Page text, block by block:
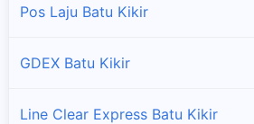
Pos Laju Batu Kikir
GDEX Batu Kikir
Line Clear Express Batu Kikir